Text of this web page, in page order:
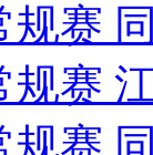
规赛
规赛
规赛